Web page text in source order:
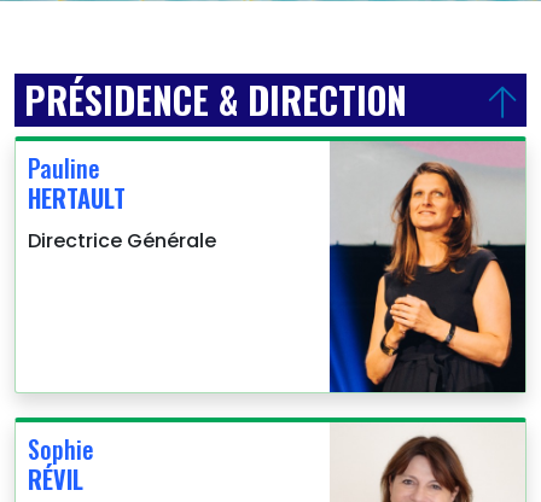
PRÉSIDENCE & DIRECTION
Pauline
HERTAULT
Directrice Générale
Sophie
RÉVIL